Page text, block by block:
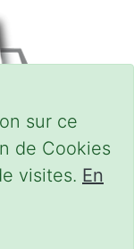
sur ce
de Cookies
visites. En